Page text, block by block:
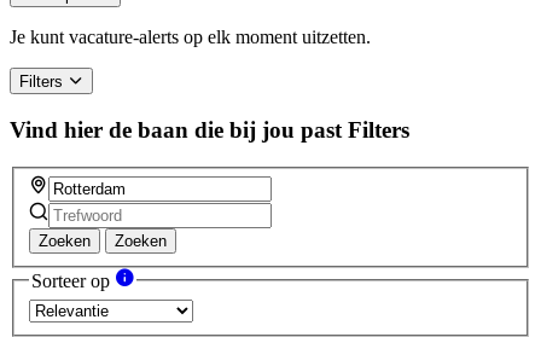
Je kunt vacature-alerts op elk moment uitzetten.
Filters
Vind hier de baan die bij jou past Filters
Zoeken Zoeken
Sorteer op